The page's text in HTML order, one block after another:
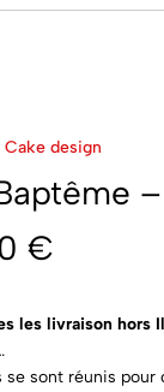
Cake design
€
les livraison hors
se sont réunis